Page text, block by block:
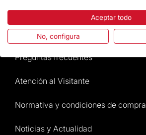
Destacados
La Fundación
Preguntas frecuentes
Atención al Visitante
Normativa y condiciones de compra
Noticias y Actualidad
Aceptar todo
No, configura